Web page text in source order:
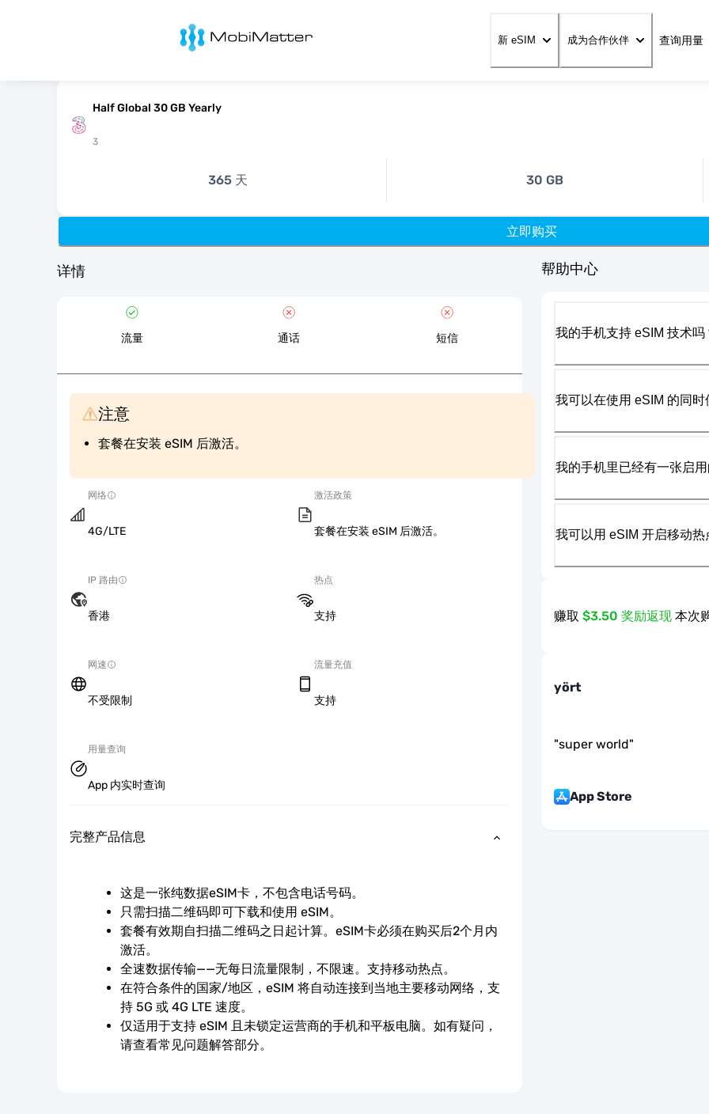
MobiMatter
新 eSIM 成为合作伙伴 查询用量
Half Global 30 GB Yearly
3
365 天 30 GB
立即购买
详情
流量 通话 短信
注意
套餐在安装 eSIM 后激活。
网络
4G/LTE
激活政策
套餐在安装 eSIM 后激活。
IP 路由
香港
热点
支持
网速
不受限制
流量充值
支持
用量查询
App 内实时查询
完整产品信息
这是一张纯数据eSIM卡，不包含电话号码。
只需扫描二维码即可下载和使用 eSIM。
套餐有效期自扫描二维码之日起计算。eSIM卡必须在购买后2个月内
激活。
全速数据传输——无每日流量限制，不限速。支持移动热点。
在符合条件的国家/地区，eSIM 将自动连接到当地主要移动网络，支
持 5G 或 4G LTE 速度。
仅适用于支持 eSIM 且未锁定运营商的手机和平板电脑。如有疑问，
请查看常见问题解答部分。
帮助中心
我的手机支持 eSIM 技术吗
我可以在使用 eSIM 的同时
我的手机里已经有一张启
我可以用 eSIM 开启移动热
赚取 $3.50 奖励返现 本次
yört
"super world"
App Store